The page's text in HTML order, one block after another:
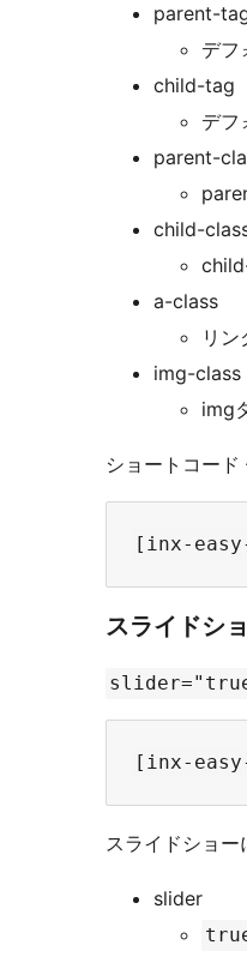
parent-
デフ
child-tag
デフ
parent-
child-
a-class
リ
img-class
img
ショートコード
スライドシ
スライドショー
slider